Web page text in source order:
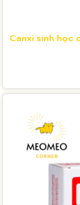
Canxi sinh học